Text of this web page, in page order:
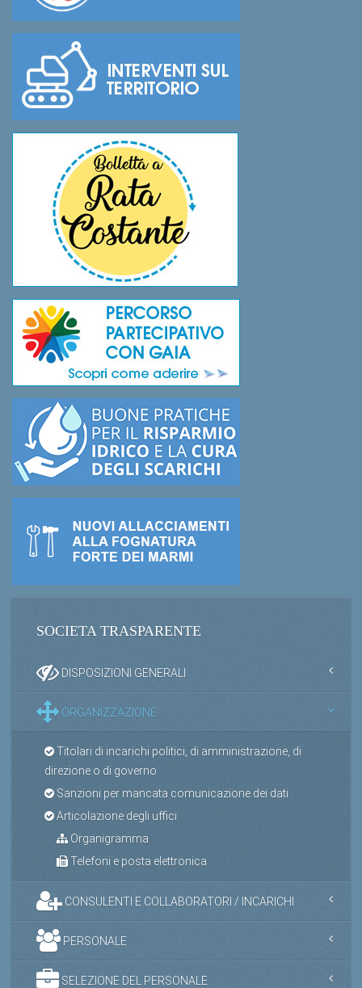
SOCIETA TRASPARENTE
DISPOSIZIONI GENERALI
ORGANIZZAZIONE
Titolari di incarichi politici, di amministrazione, di
direzione o di governo
Sanzioni per mancata comunicazione dei dati
Articolazione degli uffici
Organigramma
Telefoni e posta elettronica
CONSULENTI E COLLABORATORI / INCARICHI
PERSONALE
SELEZIONE DEL PERSONALE